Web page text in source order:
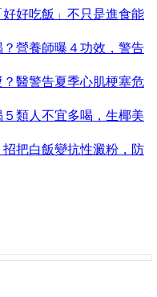
好吃飯」不只是進食能
營養師曝４功效，警告
醫警告夏季心肌梗塞危
類人不宜多喝，生椰美
把白飯變抗性澱粉，防